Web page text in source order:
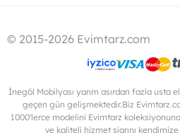
© 2015-2026 Evimtarz.com
İnegöl Mobilyası yarım asırdan fazla usta
geçen gün gelişmektedir.Biz
1000'lerce modelini Evimtarz
ve kaliteli hizmet şiarını